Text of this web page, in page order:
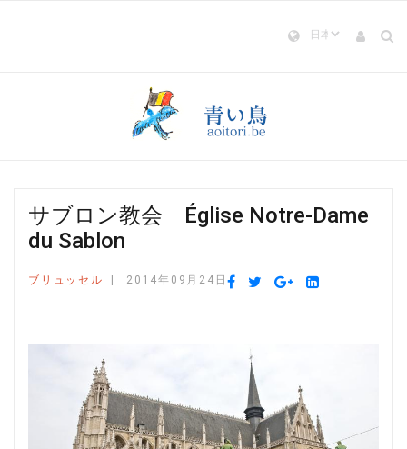
サブロン教会 Église Notre-Dame
du Sablon
ブリュッセル 2014年09月24日